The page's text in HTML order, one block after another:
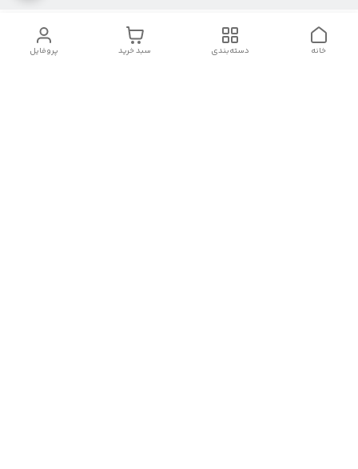
پروفایل سبد خرید دسته‌بندی خانه